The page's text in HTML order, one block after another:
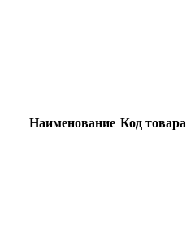
Наименование Код товара